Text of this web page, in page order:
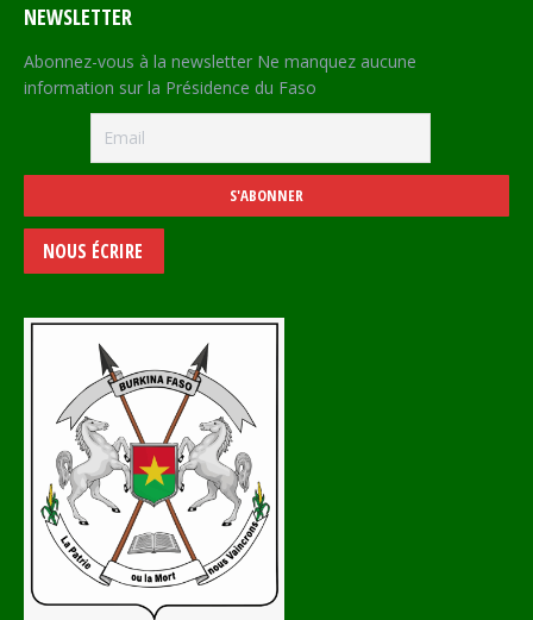
NEWSLETTER
Abonnez-vous à la newsletter Ne manquez aucune
information sur la Présidence du Faso
NOUS ÉCRIRE